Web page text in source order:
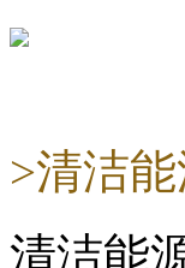
>清洁
清洁能